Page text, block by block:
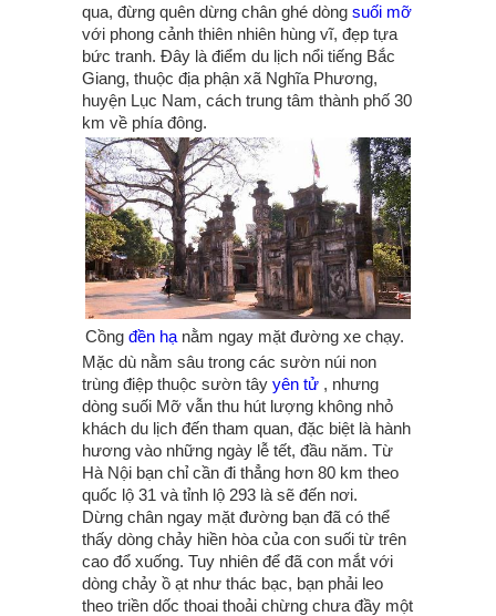
qua, đừng quên dừng chân ghé dòng suối mỡ
với phong cảnh thiên nhiên hùng vĩ, đẹp tựa
bức tranh. Đây là điểm du lịch nổi tiếng Bắc
Giang, thuộc địa phận xã Nghĩa Phương,
huyện Lục Nam, cách trung tâm thành phố 30
km về phía đông.
Cồng đền hạ nằm ngay mặt đường xe chạy.
Mặc dù nằm sâu trong các sườn núi non
trùng điệp thuộc sườn tây yên tử , nhưng
dòng suối Mỡ vẫn thu hút lượng không nhỏ
khách du lịch đến tham quan, đặc biệt là hành
hương vào những ngày lễ tết, đầu năm. Từ
Hà Nội bạn chỉ cần đi thẳng hơn 80 km theo
quốc lộ 31 và tỉnh lộ 293 là sẽ đến nơi.
Dừng chân ngay mặt đường bạn đã có thể
thấy dòng chảy hiền hòa của con suối từ trên
cao đổ xuống. Tuy nhiên để đã con mắt với
dòng chảy ồ ạt như thác bạc, bạn phải leo
theo triền dốc thoai thoải chừng chưa đầy một